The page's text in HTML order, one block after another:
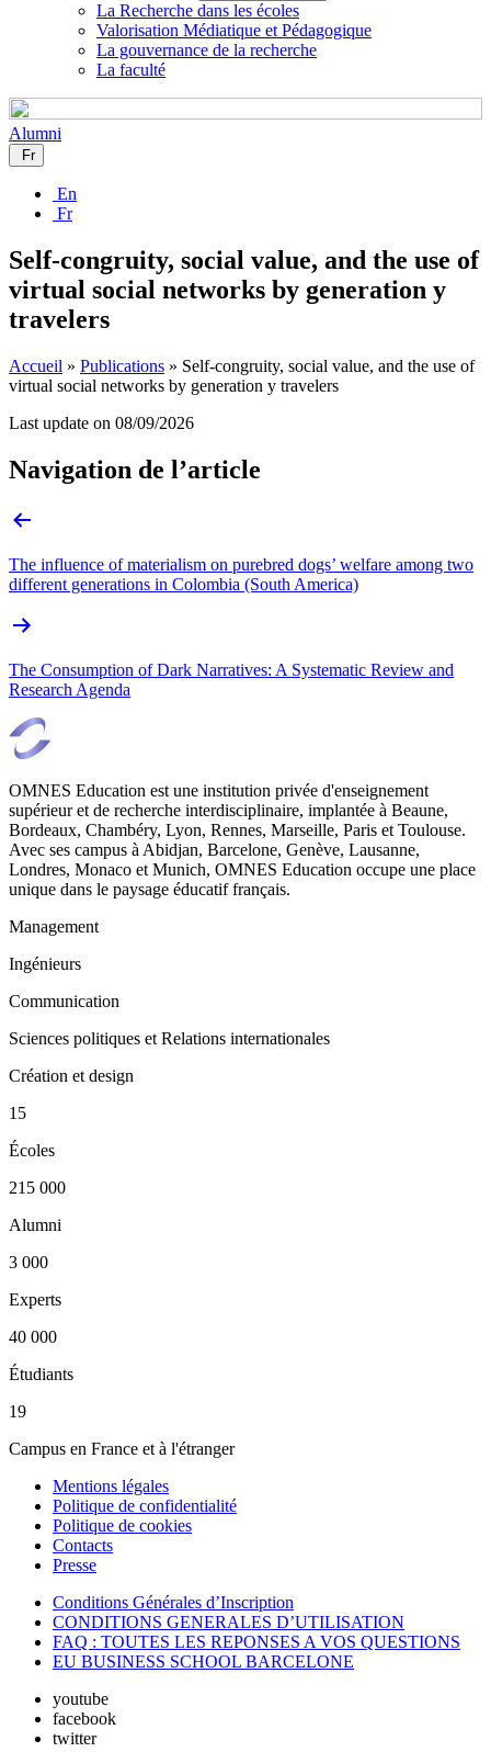
La Recherche dans les écoles
Valorisation Médiatique et Pédagogique
La gouvernance de la recherche
La faculté
Alumni
Fr
En
Fr
Self-congruity, social value, and the use of
virtual social networks by generation y
travelers
Accueil » Publications » Self-congruity, social value, and the use of
virtual social networks by generation y travelers
Last update on 08/09/2026
Navigation de l’article
The influence of materialism on purebred dogs’ welfare among two
different generations in Colombia (South America)
The Consumption of Dark Narratives: A Systematic Review and
Research Agenda
OMNES Education est une institution privée d'enseignement
supérieur et de recherche interdisciplinaire, implantée à Beaune,
Bordeaux, Chambéry, Lyon, Rennes, Marseille, Paris et Toulouse.
Avec ses campus à Abidjan, Barcelone, Genève, Lausanne,
Londres, Monaco et Munich, OMNES Education occupe une place
unique dans le paysage éducatif français.
Management
Ingénieurs
Communication
Sciences politiques et Relations internationales
Création et design
15
Écoles
215 000
Alumni
3 000
Experts
40 000
Étudiants
19
Campus en France et à l'étranger
Mentions légales
Politique de confidentialité
Politique de cookies
Contacts
Presse
Conditions Générales d’Inscription
CONDITIONS GENERALES D’UTILISATION
FAQ : TOUTES LES REPONSES A VOS QUESTIONS
EU BUSINESS SCHOOL BARCELONE
youtube
facebook
twitter